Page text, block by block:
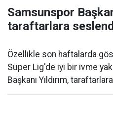
Samsunspor
taraftarlara
Özellikle son haftalarda
Süper Lig'de iyi bir ivme
Başkanı Yıldırım,